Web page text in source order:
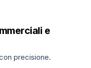
e
precisione.